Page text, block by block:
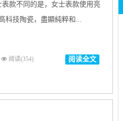
款不同的是，女士表款使用亮
科技陶瓷，盡顯純粹和...
阅读全文
阅读(354)